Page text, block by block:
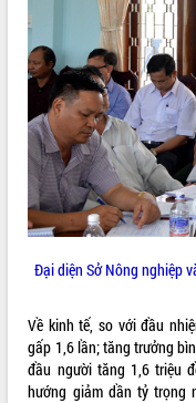
Lễ truy tặng danh hiệu “Bà Mẹ
Nam Anh hùng” và trao Huân
Lao động
UBND tỉnh Đắk Lắk triển khai
Kỳ họp thứ Hai, Hội đồng nhân
quan trọng
Bí thư Tỉnh ủy Lương Nguyễn
Triết thăm, tặng quà người có
ALBUM ẢNH
Đại diện Sở Nông nghiệp
Về kinh tế, so với đầu
gấp 1,6 lần; tăng trưởng
đầu người tăng 1,6 triệu
hướng giảm dần tỷ trọng